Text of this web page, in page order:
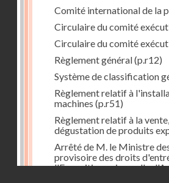
Comité international de la
Circulaire du comité
Circulaire du comité
Règlement général(p.r12)
Système de classification
Règlement relatif à
machines (p.r51)
Règlement relatif à la
dégustation de produits
Arrêté de M. le Ministre
provisoire des droits
l'Exposition universelle